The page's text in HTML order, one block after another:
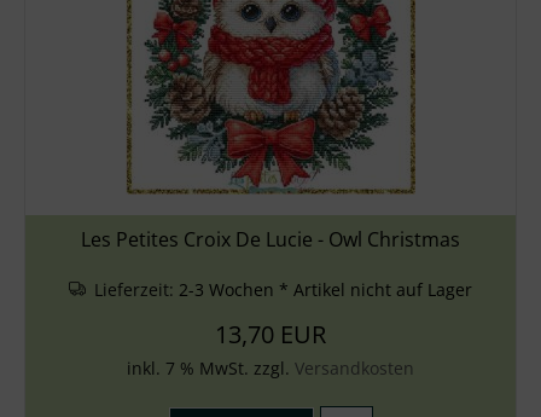
Les Petites Croix De Lucie - Owl Christmas
Lieferzeit: 2-3 Wochen * Artikel nicht auf Lager
13,70 EUR
inkl. 7 % MwSt. zzgl. Versandkosten